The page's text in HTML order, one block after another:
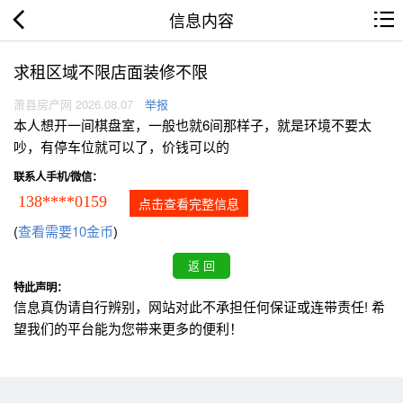
信息内容
求租区域不限店面装修不限
萧县房产网 2026.08.07 举报
本人想开一间棋盘室，一般也就6间那样子，就是环境不要太
吵，有停车位就可以了，价钱可以的
联系人手机/微信：
138****0159 点击查看完整信息
(查看需要10金币)
特此声明：
信息真伪请自行辨别，网站对此不承担任何保证或连带责任! 希
望我们的平台能为您带来更多的便利！